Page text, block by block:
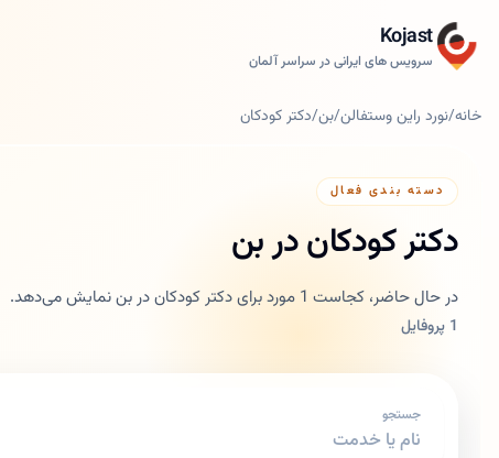
Kojast
سرویس های ایرانی در سراسر آلمان
خانه/نورد راین وستفالن/بن/دکتر کودکان
دسته بندی فعال
دکتر کودکان در بن
در حال حاضر، کجاست 1 مورد برای دکتر کودکان در بن نمایش می‌دهد.
1 پروفایل
جستجو